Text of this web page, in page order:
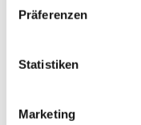
Präferenzen
Statistiken
Marketing
E-Mail an